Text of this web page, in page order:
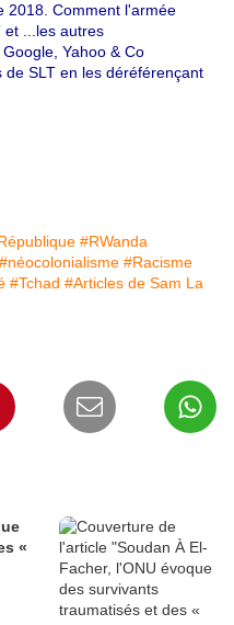
2018. Comment l'armée
et ...les autres
Yahoo & Co
SLT en les déréférençant
#RWanda
#néocolonialisme #Racisme
#Tchad #Articles de Sam La
«